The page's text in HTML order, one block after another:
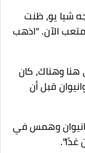
شيا يو، ظنت
الآن. "اذهب
وهناك، كان
قبل أن
وهمس في
غدًا".